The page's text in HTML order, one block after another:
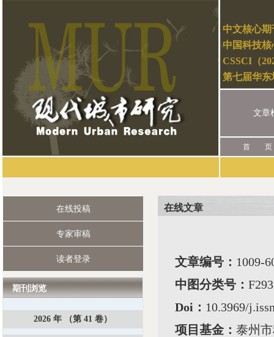
中文核心期
中国科技核
CSSCI（
第七届华
文章
首 页
在线文章
文章编号： 1009-
中图分类号：
Doi： 10.3969/
项目基金： 泰州
在线投稿
专家审稿
读者登录
期刊浏览
2026 年 （第 41 卷）